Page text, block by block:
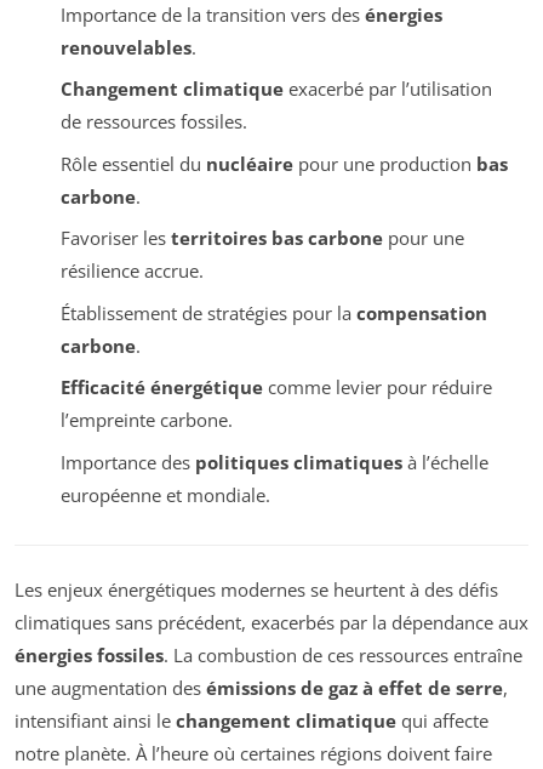
Importance de la transition vers des énergies
renouvelables.
Changement climatiqueexacerbé par l’utilisation
de ressources fossiles.
Rôle essentiel du nucléairepour une production bas
carbone.
Favoriser les territoires bas carbonepour une
résilience accrue.
Établissement de stratégies pour la compensation
carbone.
Efficacité énergétiquecomme levier pour réduire
l’empreinte carbone.
Importance des politiques climatiquesà l’échelle
européenne et mondiale.
Les enjeux énergétiques modernes se heurtent à des défis
climatiques sans précédent, exacerbés par la dépendance aux
énergies fossiles. La combustion de ces ressources entraîne
une augmentation des émissions de gaz à effet de serre,
intensifiant ainsi le changement climatique qui affecte
notre planète. À l’heure où certaines régions doivent faire